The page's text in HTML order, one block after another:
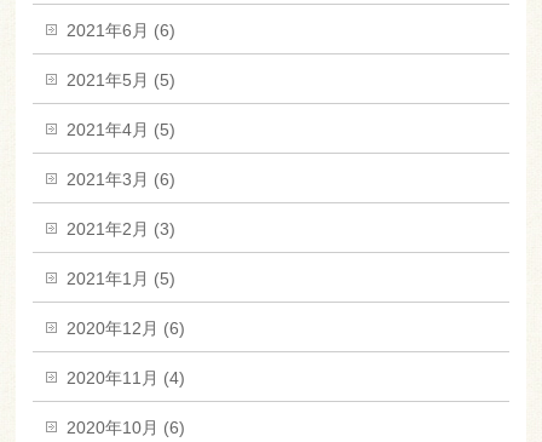
2021年6月 (6)
2021年5月 (5)
2021年4月 (5)
2021年3月 (6)
2021年2月 (3)
2021年1月 (5)
2020年12月 (6)
2020年11月 (4)
2020年10月 (6)